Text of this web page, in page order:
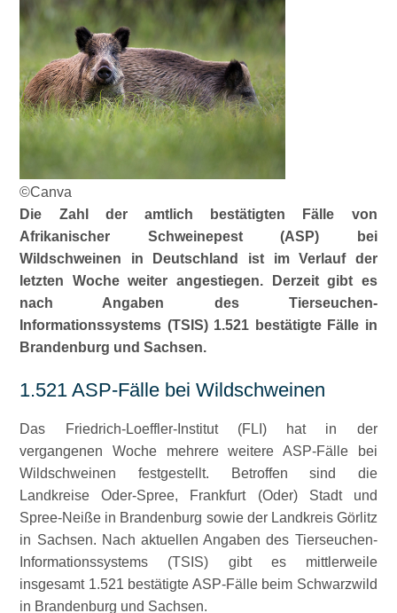
©Canva
Die Zahl der amtlich bestätigten Fälle von
Afrikanischer Schweinepest (ASP) bei
Wildschweinen in Deutschland ist im Verlauf der
letzten Woche weiter angestiegen. Derzeit gibt es
nach Angaben des Tierseuchen-
Informationssystems (TSIS) 1.521 bestätigte Fälle in
Brandenburg und Sachsen.
1.521 ASP-Fälle bei Wildschweinen
Das Friedrich-Loeffler-Institut (FLI) hat in der
vergangenen Woche mehrere weitere ASP-Fälle bei
Wildschweinen festgestellt. Betroffen sind die
Landkreise Oder-Spree, Frankfurt (Oder) Stadt und
Spree-Neiße in Brandenburg sowie der Landkreis Görlitz
in Sachsen. Nach aktuellen Angaben des Tierseuchen-
Informationssystems (TSIS) gibt es mittlerweile
insgesamt 1.521 bestätigte ASP-Fälle beim Schwarzwild
in Brandenburg und Sachsen.